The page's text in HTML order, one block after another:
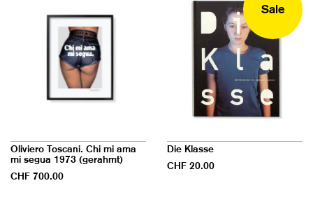
Oliviero Toscani. Chi mi ama
mi segua 1973 (gerahmt)
CHF 700.00
Sale
Die Klasse
CHF 20.00